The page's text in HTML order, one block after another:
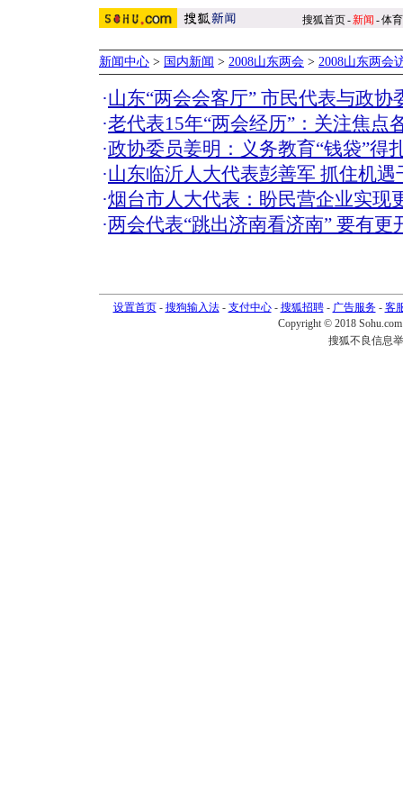
搜狐首页-新闻 -体育
新闻中心 > 国内新闻 > 2008山东两会 > 2008山东两会
·山东“两会会客厅” 市民代表与政协
·老代表15年“两会经历”：关注焦点
·政协委员姜明：义务教育“钱袋”得
·山东临沂人大代表彭善军 抓住机遇
·烟台市人大代表：盼民营企业实现
·两会代表“跳出济南看济南” 要有更
设置首页- 搜狗输入法- 支付中心- 搜狐招聘- 广告服务- 客
Copyright © 2018
搜狐不良信息